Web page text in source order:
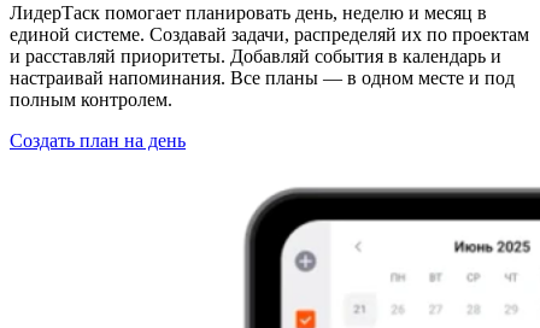
ЛидерТаск помогает планировать день, неделю и месяц в
единой системе. Создавай задачи, распределяй их по проектам
и расставляй приоритеты. Добавляй события в календарь и
настраивай напоминания. Все планы — в одном месте и под
полным контролем.
Создать план на день